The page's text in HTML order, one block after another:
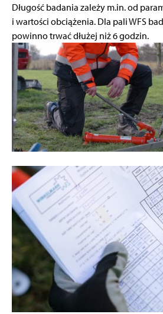
Długość badania zależy m.in. od
i wartości obciążenia. Dla pali WFS
powinno trwać dłużej niż 6 godzin.